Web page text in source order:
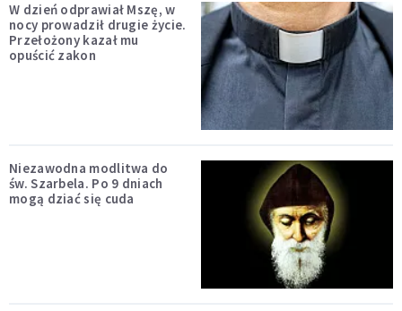
W dzień odprawiał Mszę, w
nocy prowadził drugie życie.
Przełożony kazał mu
opuścić zakon
Niezawodna modlitwa do
św. Szarbela. Po 9 dniach
mogą dziać się cuda